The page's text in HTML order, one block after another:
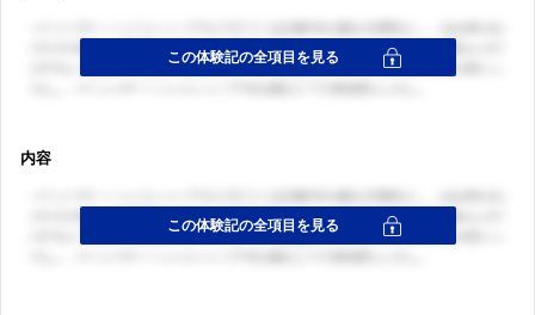
内容